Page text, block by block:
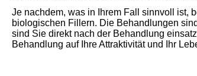
Je nachdem, was in Ihrem Fall sinnvoll ist,
biologischen Fillern. Die Behandlungen
sind Sie direkt nach der Behandlung
Behandlung auf Ihre Attraktivität und Ihr